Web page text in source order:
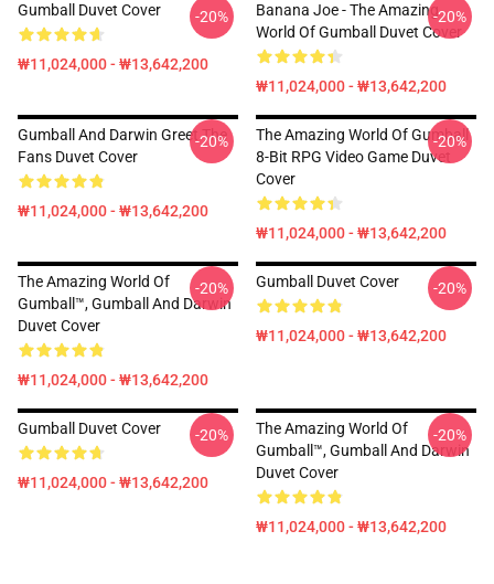
Gumball Duvet Cover
₩11,024,000 - ₩13,642,200
-20%
Banana Joe - The Amazing
World Of Gumball Duvet Cover
₩11,024,000 - ₩13,642,200
-20%
Gumball And Darwin Greet The
Fans Duvet Cover
₩11,024,000 - ₩13,642,200
-20%
The Amazing World Of Gumball
8-Bit RPG Video Game Duvet
Cover
₩11,024,000 - ₩13,642,200
-20%
The Amazing World Of
Gumball™, Gumball And Darwin
Duvet Cover
₩11,024,000 - ₩13,642,200
-20% Gumball Duvet Cover
₩11,024,000 - ₩13,642,200
-20%
Gumball Duvet Cover
₩11,024,000 - ₩13,642,200
-20%
The Amazing World Of
Gumball™, Gumball And Darwin
Duvet Cover
₩11,024,000 - ₩13,642,200
-20%